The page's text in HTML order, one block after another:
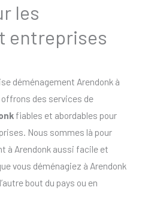
les
entreprises
déménagement Arendonk à
offrons des services de
fiables et abordables pour
Nous sommes là pour
à Arendonk aussi facile et
vous déménagiez à Arendonk
bout du pays ou en